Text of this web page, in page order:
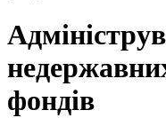
фондів